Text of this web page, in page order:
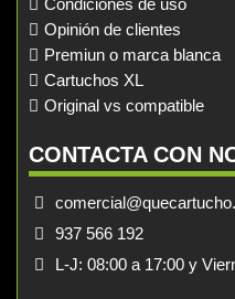
Condiciones de uso
Opinión de clientes
Premiun o marca blanca
Cartuchos XL
Original vs compatible
CONTACTA CON
937 566 192
L-J: 08:00 a 17:00 y